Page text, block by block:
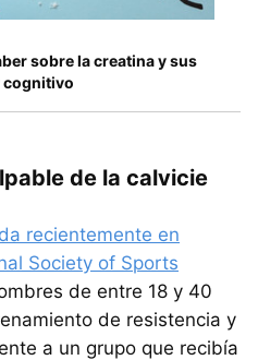
sobre la creatina y sus
cognitivo
de la calvicie
recientemente en
Society of Sports
de entre 18 y 40
de resistencia y
a un grupo que recibía